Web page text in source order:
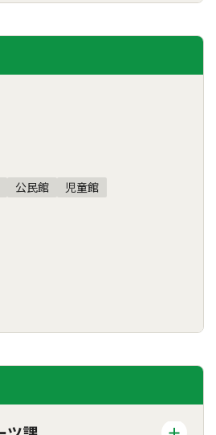
公民館 児童館